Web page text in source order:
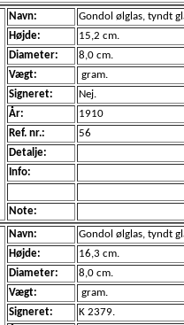
Navn:
Gondol ølglas, tyndt
Højde:
15,2 cm.
Diameter:
8,0 cm.
Vægt:
gram.
Signeret:
Nej.
År:
1910
Ref. nr.:
56
Detalje:
Info:
Note:
Navn:
Gondol ølglas, tyndt
Højde:
16,3 cm.
Diameter:
8,0 cm.
Vægt:
gram.
Signeret:
K 2379.